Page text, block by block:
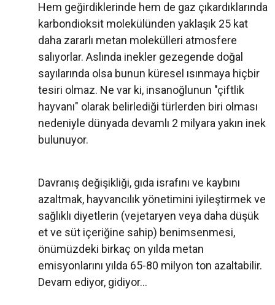
Hem geğirdiklerinde hem de gaz çıkardıklarında
karbondioksit molekülünden yaklaşık 25 kat
daha zararlı metan molekülleri atmosfere
salıyorlar. Aslında inekler gezegende doğal
sayılarında olsa bunun küresel ısınmaya hiçbir
tesiri olmaz. Ne var ki, insanoğlunun "çiftlik
hayvanı" olarak belirlediği türlerden biri olması
nedeniyle dünyada devamlı 2 milyara yakın inek
bulunuyor.
Davranış değişikliği, gıda israfını ve kaybını
azaltmak, hayvancılık yönetimini iyileştirmek ve
sağlıklı diyetlerin (vejetaryen veya daha düşük
et ve süt içeriğine sahip) benimsenmesi,
önümüzdeki birkaç on yılda metan
emisyonlarını yılda 65-80 milyon ton azaltabilir.
Devam ediyor, gidiyor…